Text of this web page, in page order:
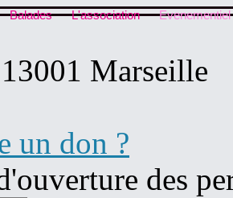
Balades L'association Evenementiel
Marseille
un don ?
des